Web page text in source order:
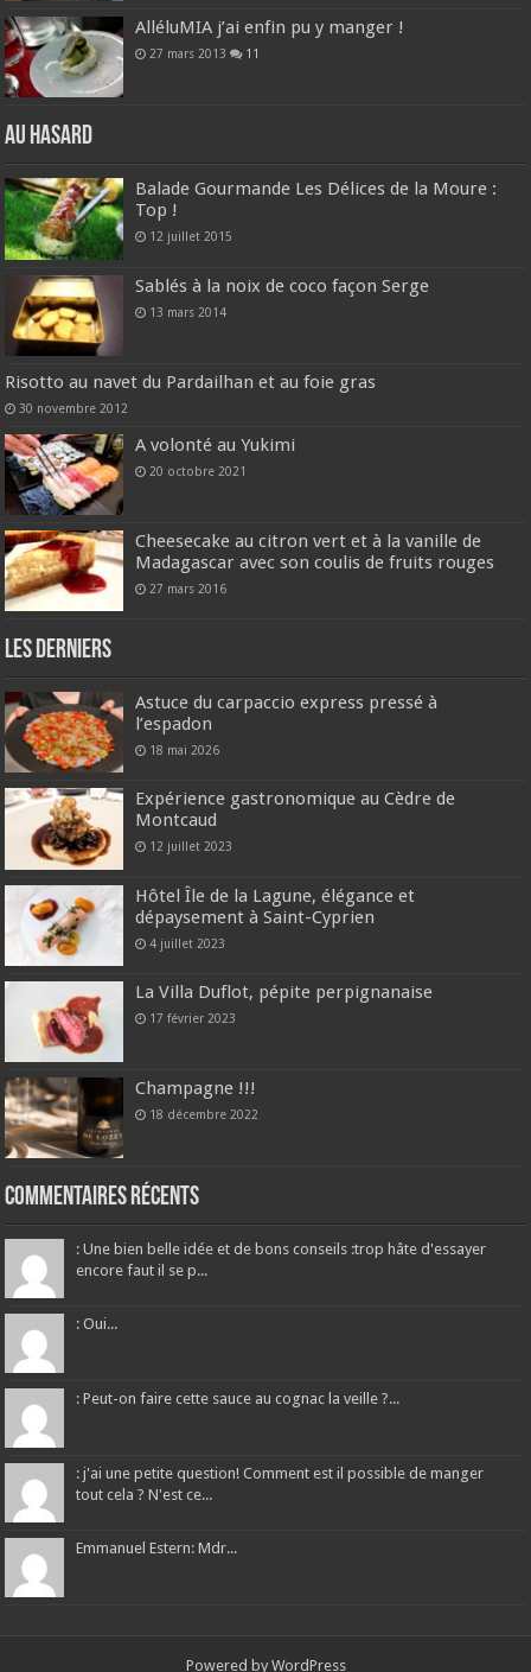
AlléluMIA j’ai enfin pu y manger !
27 mars 2013 11
Au hasard
Balade Gourmande Les Délices de la Moure :
Top !
12 juillet 2015
Sablés à la noix de coco façon Serge
13 mars 2014
Risotto au navet du Pardailhan et au foie gras
30 novembre 2012
A volonté au Yukimi
20 octobre 2021
Cheesecake au citron vert et à la vanille de
Madagascar avec son coulis de fruits rouges
27 mars 2016
Les derniers
Astuce du carpaccio express pressé à
l’espadon
18 mai 2026
Expérience gastronomique au Cèdre de
Montcaud
12 juillet 2023
Hôtel Île de la Lagune, élégance et
dépaysement à Saint-Cyprien
4 juillet 2023
La Villa Duflot, pépite perpignanaise
17 février 2023
Champagne !!!
18 décembre 2022
Commentaires récents
: Une bien belle idée et de bons conseils :trop hâte d'essayer
encore faut il se p...
: Oui...
: Peut-on faire cette sauce au cognac la veille ?...
: j'ai une petite question! Comment est il possible de manger
tout cela ? N'est ce...
Emmanuel Estern: Mdr...
Powered by WordPress